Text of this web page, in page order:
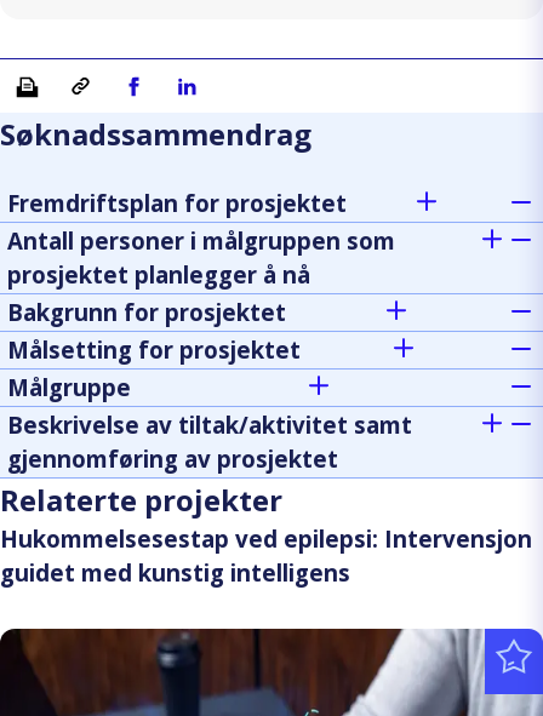
Skriv ut Kopiera länkDel på Facebook
Del på Linkedin
Søknadssammendrag
Fremdriftsplan for prosjektet
Antall personer i målgruppen som
prosjektet planlegger å nå
Bakgrunn for prosjektet
Målsetting for prosjektet
Målgruppe
Beskrivelse av tiltak/aktivitet samt
gjennomføring av prosjektet
Relaterte projekter
Hukommelsesestap ved epilepsi: Intervensjon
guidet med kunstig intelligens